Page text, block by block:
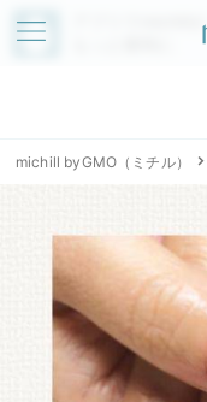
アプリでmichillが
michill byGMO（ミチル）